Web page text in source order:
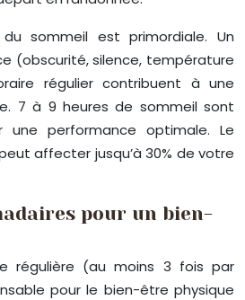
sommeil est primordiale. Un
(obscurité, silence, température
régulier contribuent à une
7 à 9 heures de sommeil sont
une performance optimale. Le
affecter jusqu’à 30% de votre
pour un bien-
régulière (au moins 3 fois par
pour le bien-être physique